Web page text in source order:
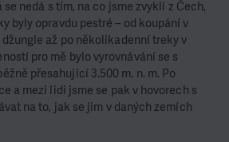
nedá s tím, na co jsme zvyklí z Čech,
byly opravdu pestré – od koupání v
až po několikadenní treky v
pro mě bylo vyrovnávání se s
přesahující 3.500 m. n. m. Po
a mezi lidi jsme se pak v hovorech s
na to, jak se jim v daných zemích